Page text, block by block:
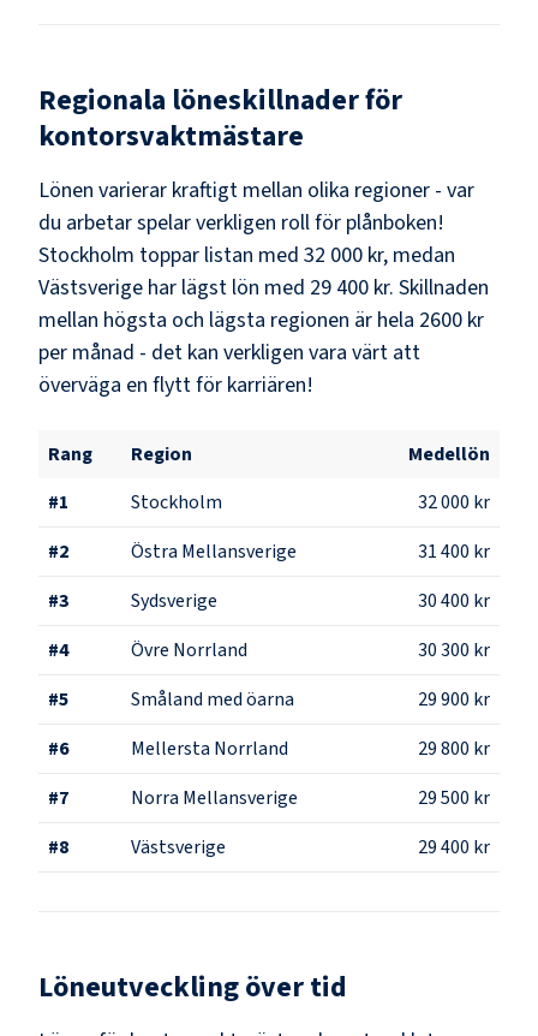
Regionala löneskillnader för
kontorsvaktmästare
Lönen varierar kraftigt mellan olika regioner - var
du arbetar spelar verkligen roll för plånboken!
Stockholm toppar listan med 32 000 kr, medan
Västsverige har lägst lön med 29 400 kr. Skillnaden
mellan högsta och lägsta regionen är hela 2600 kr
per månad - det kan verkligen vara värt att
överväga en flytt för karriären!
Rang Region
Medellön
#1 Stockholm
32 000 kr
#2 Östra Mellansverige
31 400 kr
#3 Sydsverige
30 400 kr
#4 Övre Norrland
30 300 kr
#5 Småland med öarna
29 900 kr
#6 Mellersta Norrland
29 800 kr
#7 Norra Mellansverige
29 500 kr
#8 Västsverige 29 400 kr
Löneutveckling över tid